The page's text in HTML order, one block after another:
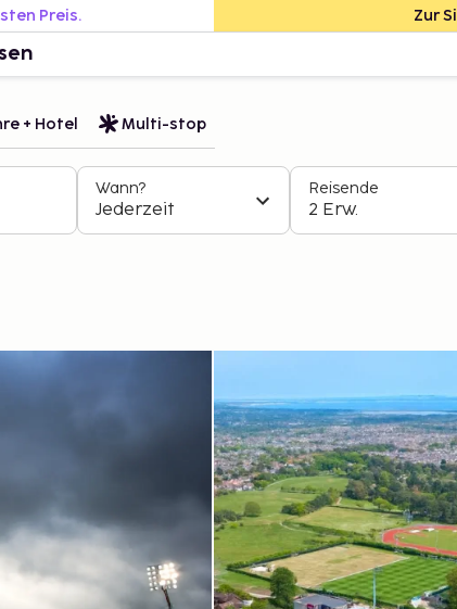
Preis. Zur
+ Hotel Multi-stop
Wann?
Jederzeit
Reisende
2 Erw.